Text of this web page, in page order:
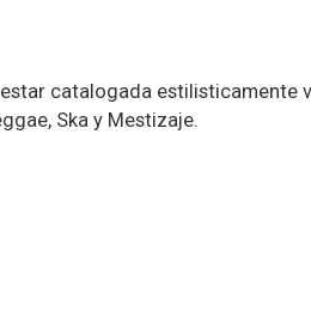
catalogada estilisticamente
Ska y Mestizaje.